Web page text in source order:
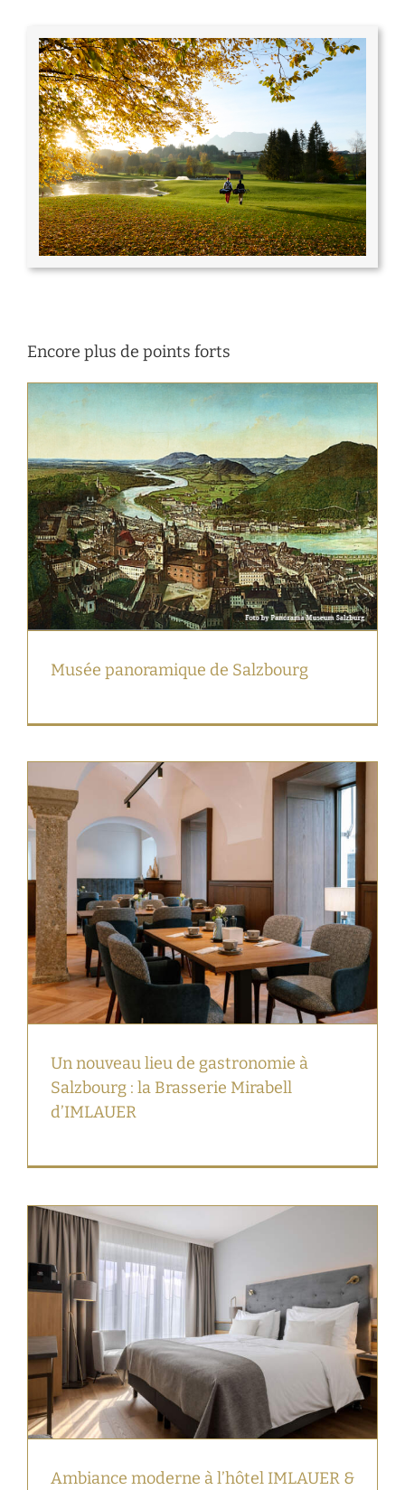
Encore plus de points forts
Musée panoramique de Salzbourg
Un nouveau lieu de gastronomie à
Salzbourg : la Brasserie Mirabell
d’IMLAUER
Ambiance moderne à l’hôtel IMLAUER &